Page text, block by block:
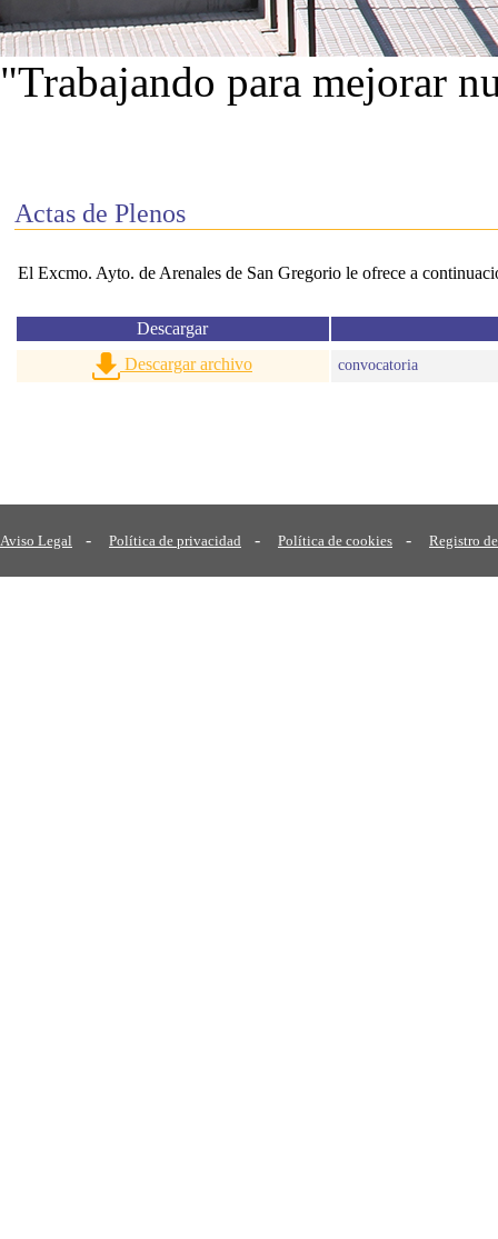
"Trabajando para mejorar
Actas de Plenos
El Excmo. Ayto. de Arenales de San Gregorio le ofrece a
Descargar
Descargar archivo
convocatoria
Aviso Legal - Política de privacidad - Política de cookies - Registro